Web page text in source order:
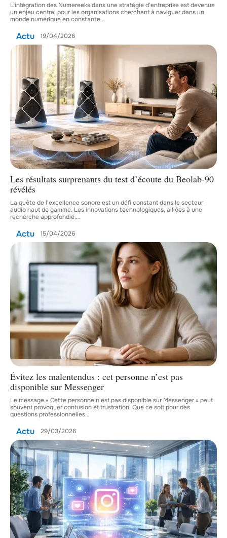
L’intégration des Numereeks dans une stratégie d'entreprise est devenue
un enjeu central pour les organisations cherchant à naviguer dans un
monde numérique en constante…
Actu 19/04/2026
Les résultats surprenants du test d’écoute du Beolab-90
révélés
La quête de l'excellence sonore est un défi constant dans le secteur
audio haut de gamme. Les innovations technologiques, alliées à une
recherche approfondie,…
Actu 15/04/2026
Évitez les malentendus : cet personne n’est pas
disponible sur Messenger
Le message « Cette personne n'est pas disponible sur Messenger » peut
souvent provoquer confusion et frustration. Que ce soit pour des
questions professionnelles…
Actu 29/03/2026